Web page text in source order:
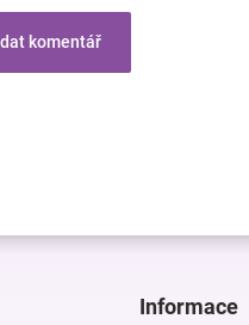
komentář
Informace